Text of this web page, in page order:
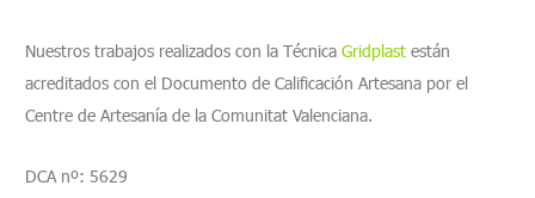
Nuestros trabajos realizados con la TécnicaGridplast están
acreditados con el Documento de Calificación Artesana por el
Centre de Artesanía de la Comunitat Valenciana.
DCA nº: 5629